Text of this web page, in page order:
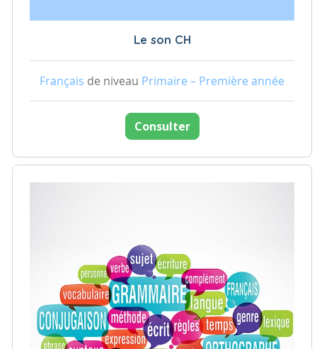
Le son CH
Français de niveau Primaire – Première année
Consulter